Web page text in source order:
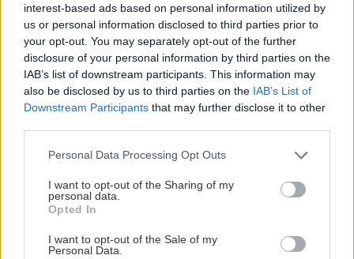
interest-based ads based on personal information utilized by
us or personal information disclosed to third parties prior to
your opt-out. You may separately opt-out of the further
disclosure of your personal information by third parties on the
IAB’s list of downstream participants. This information may
also be disclosed by us to third parties on the IAB’s List of
Downstream Participants that may further disclose it to other
Please note that this website/app uses one or more Google
not limited to your visit or usage behaviour. You may click to
grant or deny consent to Google and its third-party tags to
use your data for below specified purposes in below Google
consent section.
Personal Data Processing Opt Outs
I want to opt-out of the Sharing of my
personal data.
Opted In
I want to opt-out of the Sale of my
Personal Data.
Trvácny vešiak na kabáty
za jediné popoludnie
Doplnky a dekorácie
Prenosný kufrík na
kreslenie pre deti
Ako si vyrobiť dosku na